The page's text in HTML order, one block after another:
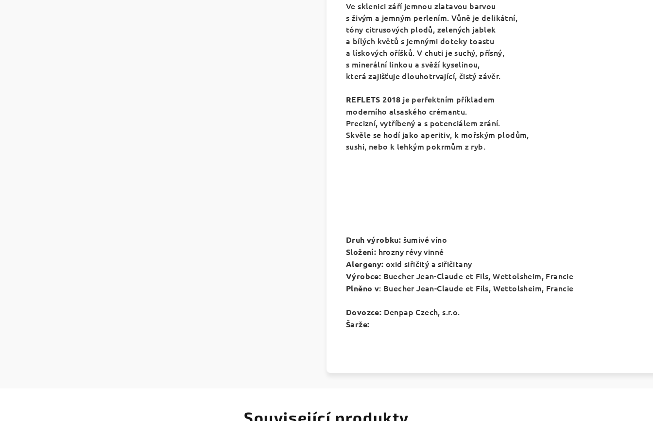
Ve sklenici září jemnou zlatavou barvou
s živým a jemným perlením. Vůně je delikátní,
tóny citrusových plodů, zelených jablek
a bílých květůs jemnými doteky toastu
a lískových oříšků. V chuti je suchý, přísný,
s minerální linkou a svěží kyselinou,
která zajišťuje dlouhotrvající, čistý závěr.
REFLETS 2018 je perfektním příkladem
moderního alsaského crémantu.
Precizní, vytříbený a s potenciálem zrání.
Skvěle se hodí jako aperitiv, k mořským plodům,
sushi, nebo k lehkým pokrmům z ryb.
Druh výrobku: šumivé víno
Složení: hrozny révy vinné
Alergeny: oxid siřičitý a siřičitany
Výrobce: Buecher Jean-Claude et Fils, Wettolsheim, Francie
Plněno v: Buecher Jean-Claude et Fils, Wettolsheim, Francie
Dovozce: Denpap Czech, s.r.o.
Šarže:
Související produkty